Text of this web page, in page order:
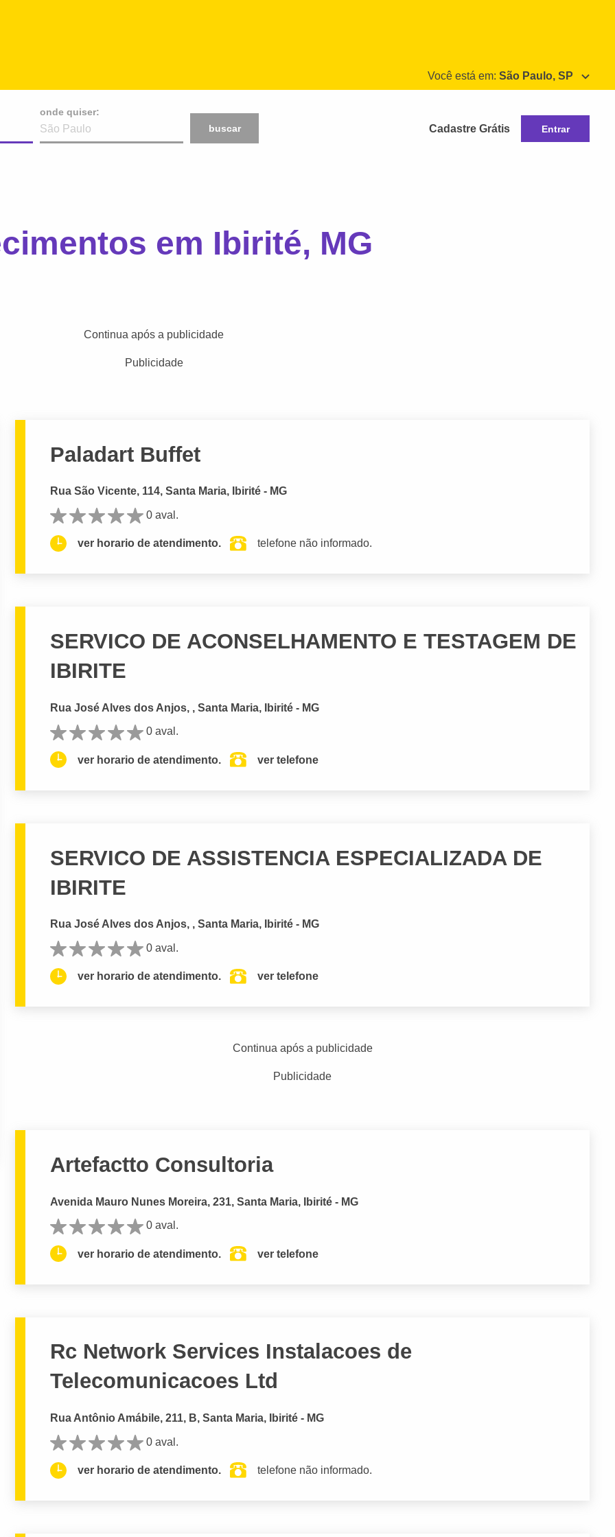
Você está em: São Paulo, SP
onde quiser:
buscar
Cadastre Grátis Entrar
em Ibirité, MG
Continua após a publicidade
Publicidade
Paladart Buffet
Rua São Vicente, 114, Santa Maria, Ibirité - MG
0 aval.
ver horario de atendimento. telefone não informado.
SERVICO DE ACONSELHAMENTO E TESTAGEM DE
IBIRITE
Rua José Alves dos Anjos, , Santa Maria, Ibirité - MG
0 aval.
ver horario de atendimento. ver telefone
SERVICO DE ASSISTENCIA ESPECIALIZADA DE
IBIRITE
Rua José Alves dos Anjos, , Santa Maria, Ibirité - MG
0 aval.
ver horario de atendimento. ver telefone
Continua após a publicidade
Publicidade
Artefactto Consultoria
Avenida Mauro Nunes Moreira, 231, Santa Maria, Ibirité - MG
0 aval.
ver horario de atendimento. ver telefone
Rc Network Services Instalacoes de
Telecomunicacoes Ltd
Rua Antônio Amábile, 211, B, Santa Maria, Ibirité - MG
0 aval.
ver horario de atendimento. telefone não informado.